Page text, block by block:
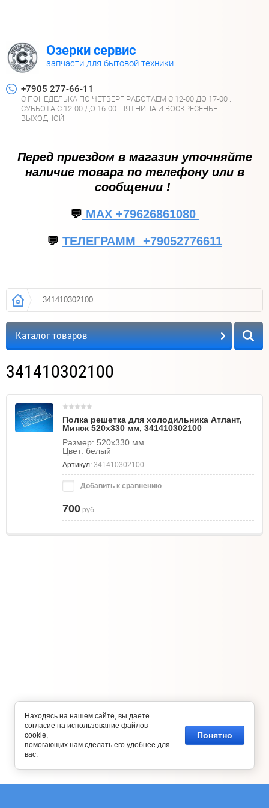
Озерки сервис
запчасти для бытовой техники
+7905 277-66-11
С ПОНЕДЕЛЬКА ПО ЧЕТВЕРГ РАБОТАЕМ С 12-00 ДО 17-00 .
СУББОТА С 12-00 ДО 16-00. ПЯТНИЦА И ВОСКРЕСЕНЬЕ
ВЫХОДНОЙ.
Перед приездом в магазин уточняйте
наличие товара по телефону или в
сообщении !
💬 МАХ +79626861080
💬 ТЕЛЕГРАММ +79052776611
341410302100
Каталог товаров
341410302100
Полка решетка для холодильника Атлант,
Минск 520х330 мм, 341410302100
Размер: 520х330 мм
Цвет: белый
Артикул: 341410302100
Добавить к сравнению
700 руб.
Находясь на нашем сайте, вы даете
согласие на использование файлов
cookie,
помогающих нам сделать его удобнее для
вас.
Понятно